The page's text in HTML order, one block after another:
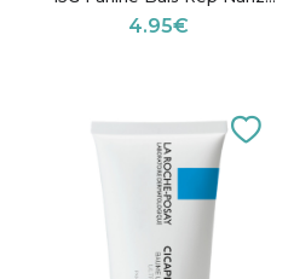
Lab 15G
4.95€